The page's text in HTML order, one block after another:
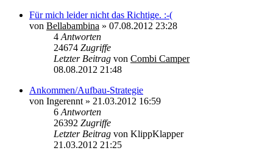
Für mich leider nicht das Richtige. :-(
von Bellabambina » 07.08.2012 23:28
4 Antworten
24674 Zugriffe
Letzter Beitrag von Combi Camper
08.08.2012 21:48
Ankommen/Aufbau-Strategie
von Ingerennt » 21.03.2012 16:59
6 Antworten
26392 Zugriffe
Letzter Beitrag von KlippKlapper
21.03.2012 21:25